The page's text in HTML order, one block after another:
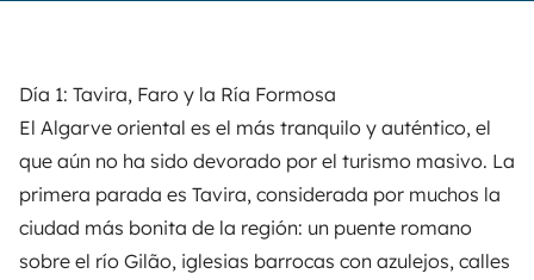
Día 1: Tavira, Faro y la Ría Formosa
El Algarve oriental es el más tranquilo y auténtico, el
que aún no ha sido devorado por el turismo masivo. La
primera parada es Tavira, considerada por muchos la
ciudad más bonita de la región: un puente romano
sobre el río Gilão, iglesias barrocas con azulejos, calles